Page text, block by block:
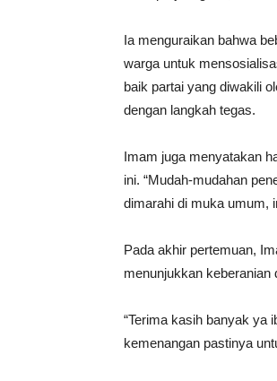
Ia menguraikan bahwa
warga untuk
baik partai yang diwakili
dengan langkah tegas.
Imam juga menyatakan
ini. “Mudah-mudahan
dimarahi di muka umum,
Pada akhir pertemuan,
menunjukkan keberanian
“Terima kasih banyak ya
kemenangan pastinya